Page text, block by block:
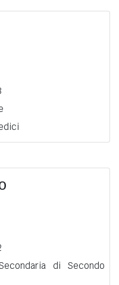
di Secondo